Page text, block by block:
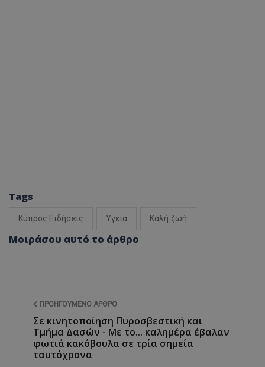
Tags
Κύπρος Ειδήσεις Υγεία Καλή ζωή
Μοιράσου αυτό το άρθρο
ΠΡΟΗΓΟΎΜΕΝΟ ΆΡΘΡΟ
Σε κινητοποίηση Πυροσβεστική και
Τμήμα Δασών - Με το... καλημέρα έβαλαν
φωτιά κακόβουλα σε τρία σημεία
ταυτόχρονα